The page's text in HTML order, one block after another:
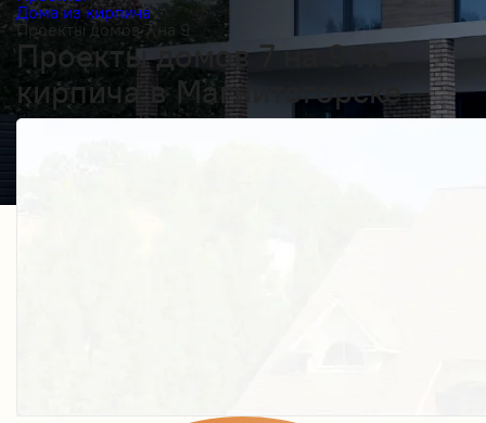
Дома из кирпича
Проекты домов 7 на 9
Проекты домов 7 на 9 из
кирпича в Магнитогорске
Получить косультацию